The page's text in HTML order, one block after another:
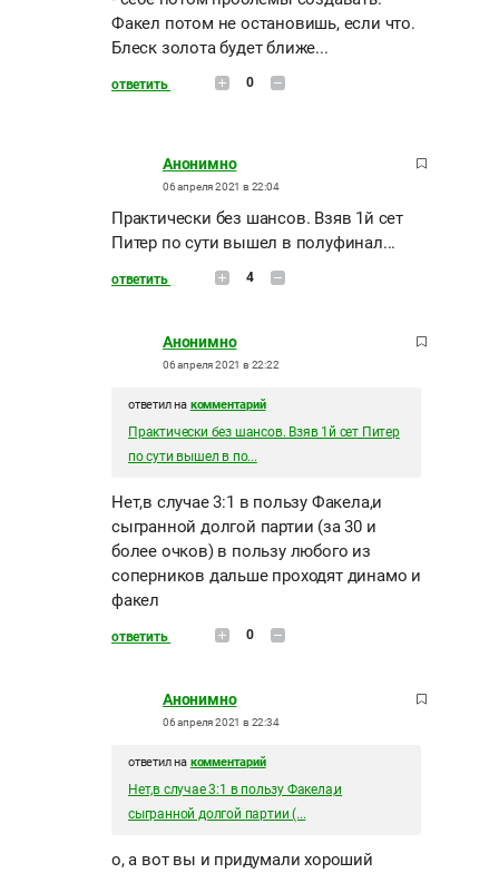
Факел потом не остановишь, если что.
Блеск золота будет ближе...
ответить 0
Анонимно
06 апреля 2021 в 22:04
Практически без шансов. Взяв 1й сет
Питер по сути вышел в полуфинал...
ответить 4
Анонимно
06 апреля 2021 в 22:22
ответил на комментарий
Практически без шансов. Взяв 1й сет Питер
по сути вышел в по...
Нет,в случае 3:1 в пользу Факела,и
сыгранной долгой партии (за 30 и
более очков) в пользу любого из
соперников дальше проходят динамо и
факел
ответить 0
Анонимно
06 апреля 2021 в 22:34
ответил на комментарий
Нет,в случае 3:1 в пользу Факела,и
сыгранной долгой партии (...
о, а вот вы и придумали хороший